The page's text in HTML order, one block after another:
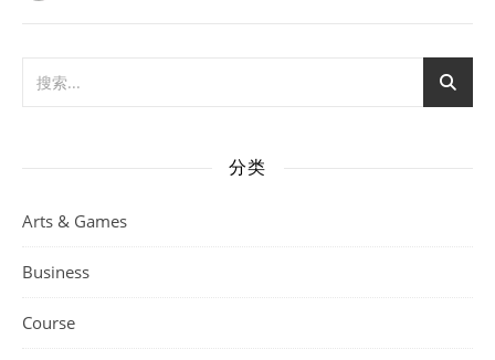
分类
Arts & Games
Business
Course